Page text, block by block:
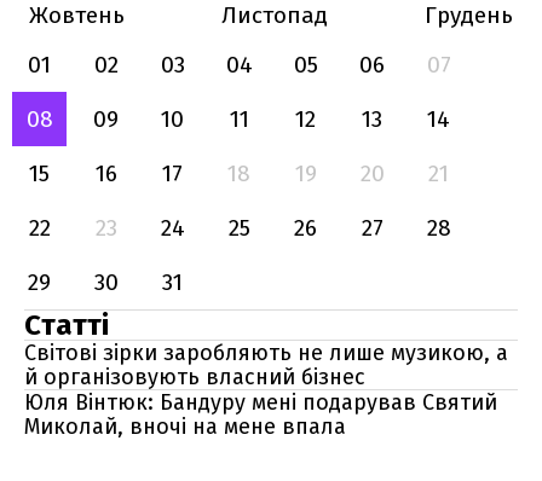
Жовтень
Листопад
Грудень
01
02 03 04 05 06
07
08
09 10 11 12 13
14
15
16 17 18 19 20
21
22
23 24 25 26 27
28
29
30 31
Статті
Світові зірки заробляють не лише музикою, а
й організовують власний бізнес
Юля Вінтюк: Бандуру мені подарував Святий
Миколай, вночі на мене впала